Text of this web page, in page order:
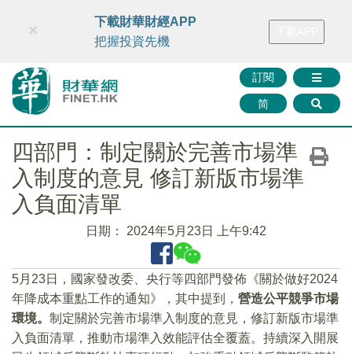
財華智庫網 FINTV FINMETA 財華證券 媒體矩陣
訂閱
简
×
下載財華財經APP
把握投資先機
四部門：制定關於完善市場準
入制度的意見 修訂新版市場準
入負面清單
日期： 2024年5月23日 上午9:42
5月23日，國家發改委、央行等四部門發佈《關於做好2024
年降成本重點工作的通知》，其中提到， 營造公平競爭市場
環境。 制定關於完善市場準入制度的意見，修訂新版市場準
入負面清單，推動市場準入效能評估全覆蓋。持續深入開展